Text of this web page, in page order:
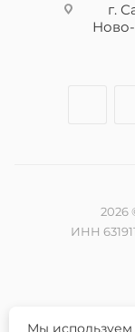
г.
2026
ИНН
Мы используем